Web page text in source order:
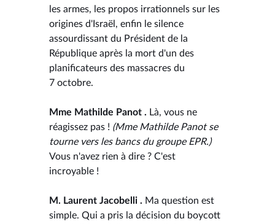
les armes, les propos irrationnels sur les
origines d'Israël, enfin le silence
assourdissant du Président de la
République après la mort d'un des
planificateurs des massacres du
7 octobre.
Mme Mathilde Panot . Là, vous ne
réagissez pas ! (Mme Mathilde Panot se
tourne vers les bancs du groupe EPR.)
Vous n'avez rien à dire ? C'est
incroyable !
M. Laurent Jacobelli . Ma question est
simple. Qui a pris la décision du boycott